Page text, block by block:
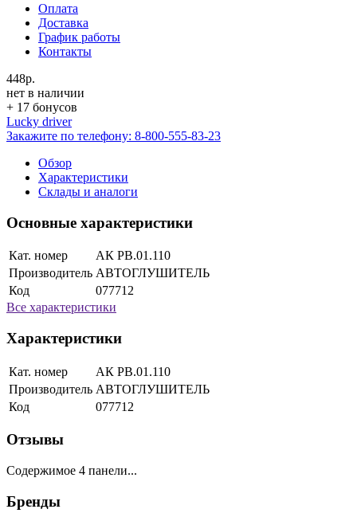
Оплата
Доставка
График работы
Контакты
448р.
нет в наличии
+ 17 бонусов
Lucky driver
Закажите по телефону: 8-800-555-83-23
Обзор
Характеристики
Склады и аналоги
Основные характеристики
Кат. номер
АК РВ.01.110
Производитель АВТОГЛУШИТЕЛЬ
Код
077712
Все характеристики
Характеристики
Кат. номер
АК РВ.01.110
Производитель АВТОГЛУШИТЕЛЬ
Код
077712
Отзывы
Содержимое 4 панели...
Бренды